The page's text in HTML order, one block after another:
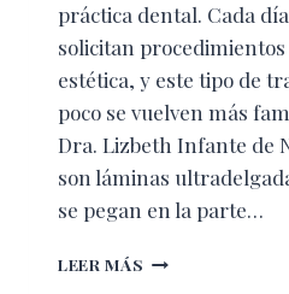
práctica dental. Cada
solicitan
estética, y este tipo de
poco se vuelven más
Dra. Lizbeth Infante de
son láminas
se pegan en la parte…
LEER MÁS MITOS